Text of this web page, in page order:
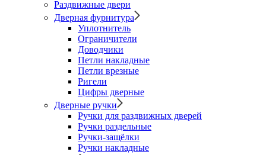
Раздвижные двери
Дверная фурнитура
Уплотнитель
Ограничители
Доводчики
Петли накладные
Петли врезные
Ригели
Цифры дверные
Дверные ручки
Ручки для раздвижных дверей
Ручки раздельные
Ручки-защёлки
Ручки накладные